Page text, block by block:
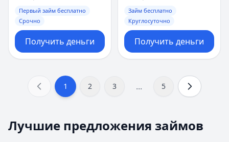
Первый займ бесплатно
Срочно
Получить деньги
Займ бесплатно
Круглосуточно
Получить деньги
1 2 3 ... 5
Лучшие предложения займов